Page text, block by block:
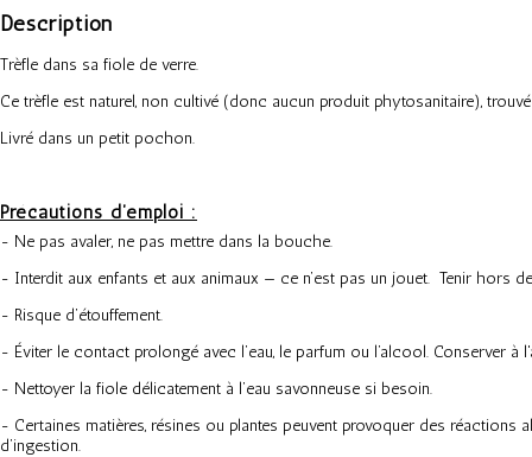
Description
Trèfle dans sa fiole de verre.
Ce trèfle est naturel, non cultivé (donc aucun produit phytosanitaire),
Livré dans un petit pochon.
Précautions d’emploi :
- Ne pas avaler, ne pas mettre dans la bouche.
- Interdit aux enfants et aux animaux — ce n’est pas un jouet. Tenir hors
- Risque d’étouffement.
- Éviter le contact prolongé avec l’eau, le parfum ou l’alcool. Conserver à
- Nettoyer la fiole délicatement à l’eau savonneuse si besoin.
- Certaines matières, résines ou plantes peuvent provoquer des
d’ingestion.